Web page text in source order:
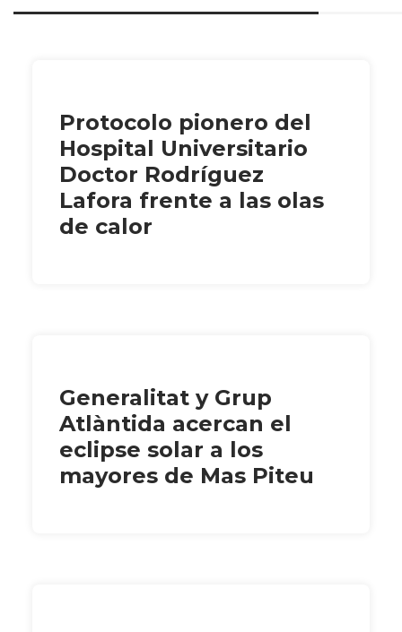
Protocolo pionero del
Hospital Universitario
Doctor Rodríguez
Lafora frente a las olas
de calor
Generalitat y Grup
Atlàntida acercan el
eclipse solar a los
mayores de Mas Piteu